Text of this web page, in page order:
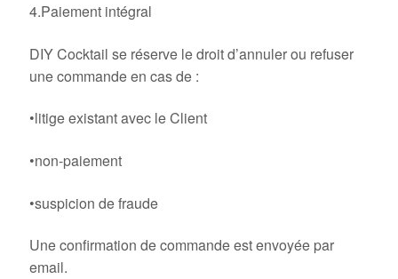
4.Paiement intégral
DIY Cocktail se réserve le droit d’annuler ou refuser
une commande en cas de :
•litige existant avec le Client
•non-paiement
•suspicion de fraude
Une confirmation de commande est envoyée par
email.